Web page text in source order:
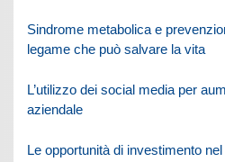
Sindrome metabolica e
legame che può salvare la vita
L’utilizzo dei social media per
aziendale
Le opportunità di investimento